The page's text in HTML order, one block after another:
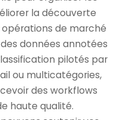
la découverte
de marché
données annotées
pilotés par
ou multicatégories,
des workflows
haute qualité.